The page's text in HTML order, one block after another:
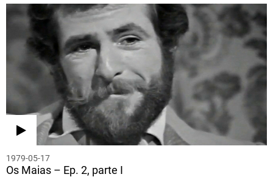
1979-05-17
Os Maias – Ep. 2, parte I